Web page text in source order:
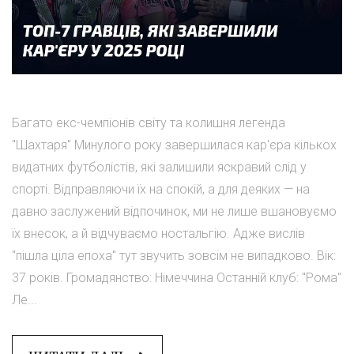
Багато екс-чемпіонів світу та колишня легенда
"Шахтаря" Минулого року завершилася кар'єра кількох
видатних футболістів, які залишили яскравий слід у
спорті. Відправляючи їх на спокій, а для деяких — на
давно заслужений відпочинок, ми не лише вшановуємо
їх внесок, а й відчуваємо ностальгію. Адже вислів
"пішла ціла епоха" тут звучить зовсім не випадково. Вік:
37 років. Громадянство: Німеччина Останній клуб: "Рома"
Ле...